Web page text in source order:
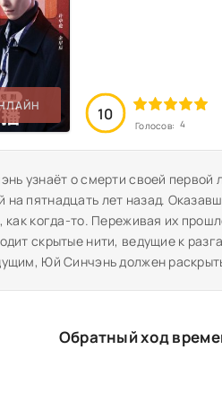
10
Голосов: 4
узнаёт о смерти своей
пятнадцать лет назад.
как когда-то. Переживая их
скрытые нити, ведущие к
Юй Синчэнь должен
Обратный ход